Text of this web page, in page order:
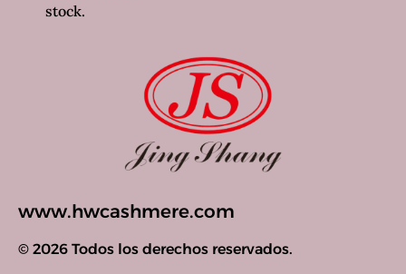
www.hwcashmere.com
© 2026 Todos los derechos reservados.
stock.